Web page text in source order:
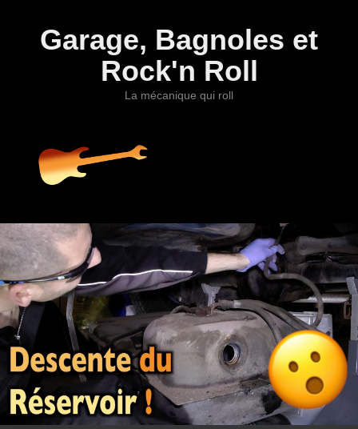
Garage, Bagnoles et
Rock'n Roll
La mécanique qui roll